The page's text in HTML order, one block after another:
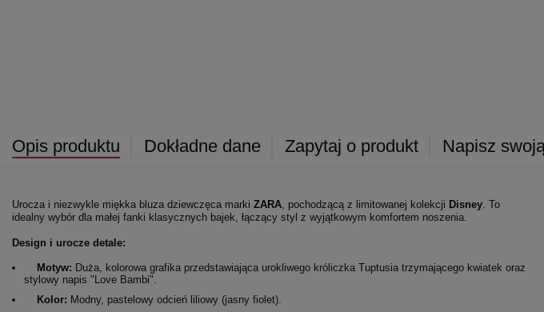
Opis produktu Dokładne dane Zapytaj o produkt Napisz
Urocza i niezwykle miękka bluza dziewczęca marki ZARA , pochodzącą z limitowanej kolekcji Disney . To
idealny wybór dla małej fanki klasycznych bajek, łączący styl z wyjątkowym komfortem noszenia.
Design i urocze detale:
Motyw: Duża, kolorowa grafika przedstawiająca urokliwego króliczka Tuptusia trzymającego kwiatek oraz
stylowy napis "Love Bambi".
Kolor: Modny, pastelowy odcień liliowy (jasny fiolet).